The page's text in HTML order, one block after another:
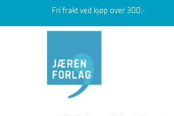
Fri frakt ved kjøp over 300,-